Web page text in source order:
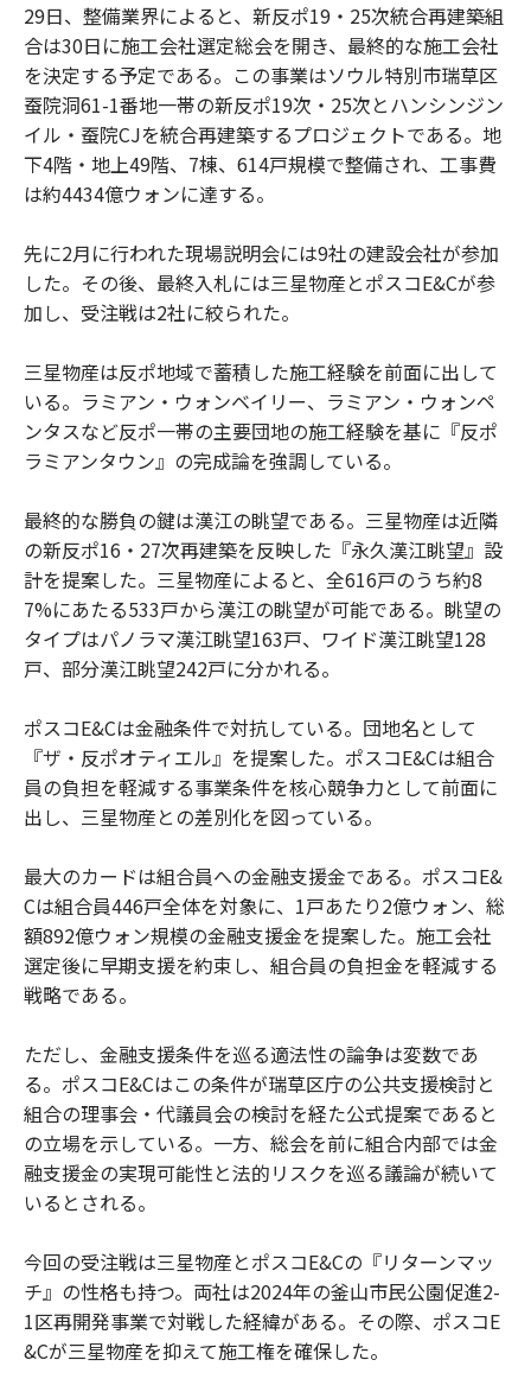
29日、整備業界によると、新反ポ19・25次統合再建築組
合は30日に施工会社選定総会を開き、最終的な施工会社
を決定する予定である。この事業はソウル特別市瑞草区
蚕院洞61-1番地一帯の新反ポ19次・25次とハンシンジン
イル・蚕院CJを統合再建築するプロジェクトである。地
下4階・地上49階、7棟、614戸規模で整備され、工事費
は約4434億ウォンに達する。
先に2月に行われた現場説明会には9社の建設会社が参加
した。その後、最終入札には三星物産とポスコE&Cが参
加し、受注戦は2社に絞られた。
三星物産は反ポ地域で蓄積した施工経験を前面に出して
いる。ラミアン・ウォンベイリー、ラミアン・ウォンペ
ンタスなど反ポ一帯の主要団地の施工経験を基に『反ポ
ラミアンタウン』の完成論を強調している。
最終的な勝負の鍵は漢江の眺望である。三星物産は近隣
の新反ポ16・27次再建築を反映した『永久漢江眺望』設
計を提案した。三星物産によると、全616戸のうち約8
7%にあたる533戸から漢江の眺望が可能である。眺望の
タイプはパノラマ漢江眺望163戸、ワイド漢江眺望128
戸、部分漢江眺望242戸に分かれる。
ポスコE&Cは金融条件で対抗している。団地名として
『ザ・反ポオティエル』を提案した。ポスコE&Cは組合
員の負担を軽減する事業条件を核心競争力として前面に
出し、三星物産との差別化を図っている。
最大のカードは組合員への金融支援金である。ポスコE&
Cは組合員446戸全体を対象に、1戸あたり2億ウォン、総
額892億ウォン規模の金融支援金を提案した。施工会社
選定後に早期支援を約束し、組合員の負担金を軽減する
戦略である。
ただし、金融支援条件を巡る適法性の論争は変数であ
る。ポスコE&Cはこの条件が瑞草区庁の公共支援検討と
組合の理事会・代議員会の検討を経た公式提案であると
の立場を示している。一方、総会を前に組合内部では金
融支援金の実現可能性と法的リスクを巡る議論が続いて
いるとされる。
今回の受注戦は三星物産とポスコE&Cの『リターンマッ
チ』の性格も持つ。両社は2024年の釜山市民公園促進2-
1区再開発事業で対戦した経緯がある。その際、ポスコE
&Cが三星物産を抑えて施工権を確保した。